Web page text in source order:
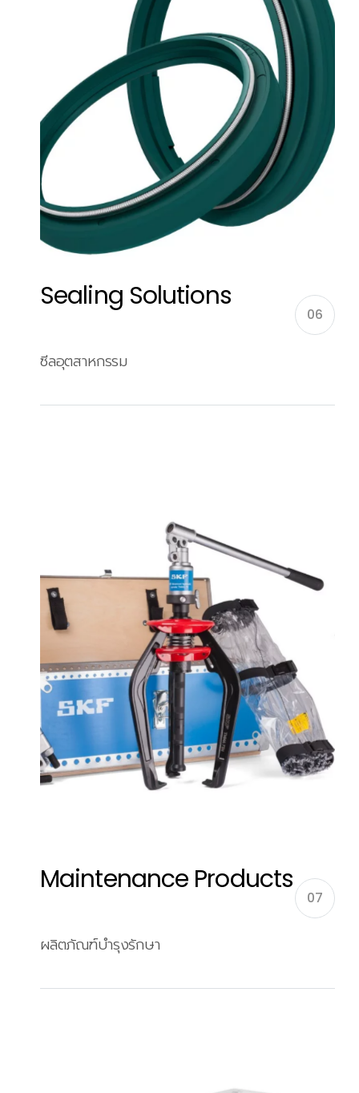
Sealing Solutions
06
ซีลอุตสาหกรรม
Maintenance Products
07
ผลิตภัณฑ์บำรุงรักษา